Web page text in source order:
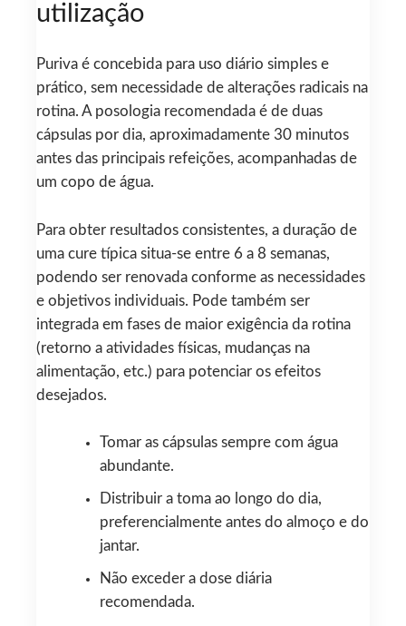
utilização
Puriva é concebida para uso diário simples e
prático, sem necessidade de alterações radicais na
rotina. A posologia recomendada é de duas
cápsulas por dia, aproximadamente 30 minutos
antes das principais refeições, acompanhadas de
um copo de água.
Para obter resultados consistentes, a duração de
uma cure típica situa-se entre 6 a 8 semanas,
podendo ser renovada conforme as necessidades
e objetivos individuais. Pode também ser
integrada em fases de maior exigência da rotina
(retorno a atividades físicas, mudanças na
alimentação, etc.) para potenciar os efeitos
desejados.
Tomar as cápsulas sempre com água
abundante.
Distribuir a toma ao longo do dia,
preferencialmente antes do almoço e do
jantar.
Não exceder a dose diária
recomendada.